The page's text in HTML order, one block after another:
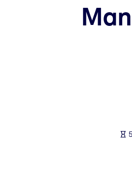
Leve conhecimento verificado e
Alimente seus sistemas de IA com